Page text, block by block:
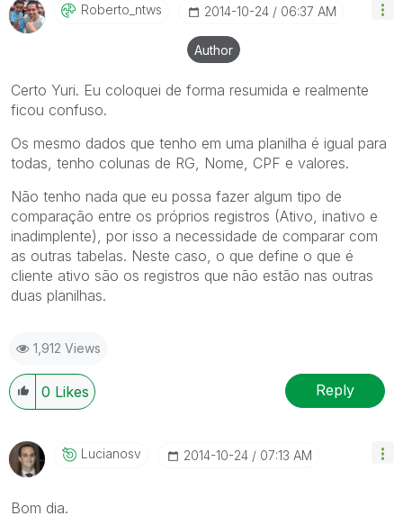
Roberto_ntws ‎2014-10-24 06:37 AM
Author
Certo Yuri. Eu coloquei de forma resumida e realmente
ficou confuso.
Os mesmo dados que tenho em uma planilha é igual para
todas, tenho colunas de RG, Nome, CPF e valores.
Não tenho nada que eu possa fazer algum tipo de
comparação entre os próprios registros (Ativo, inativo e
inadimplente), por isso a necessidade de comparar com
as outras tabelas. Neste caso, o que define o que é
cliente ativo são os registros que não estão nas outras
duas planilhas.
1,912 Views
0 Likes Reply
Lucianosv ‎2014-10-24 07:13 AM
Bom dia.